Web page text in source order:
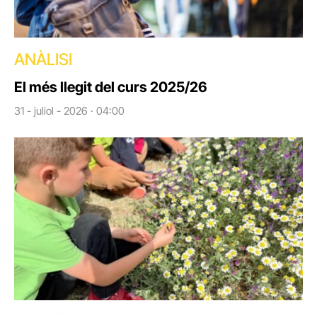
ANÀLISI
El més llegit del curs 2025/26
31 - juliol - 2026 · 04:00